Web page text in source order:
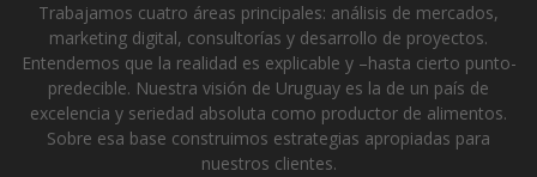
Trabajamos cuatro áreas principales: análisis de mercados,
marketing digital, consultorías y desarrollo de proyectos.
Entendemos que la realidad es explicable y –hasta cierto punto-
predecible. Nuestra visión de Uruguay es la de un país de
excelencia y seriedad absoluta como productor de alimentos.
Sobre esa base construimos estrategias apropiadas para
nuestros clientes.